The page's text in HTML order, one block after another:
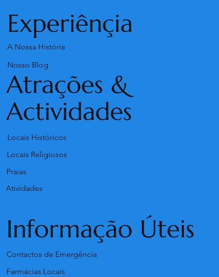
Experiênçia
A Nossa História
Nosso Blog
Atrações &
Actividades
Locais Históricos
Locais Religiosos
Praias
Atividades
Informação Úteis
Contactos de Emergência
Farmácias Locais